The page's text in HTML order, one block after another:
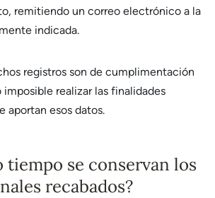
remitiendo un correo electrónico a la
indicada.
registros son de cumplimentación
realizar las finalidades
aportan esos datos.
tiempo se conservan los
recabados?